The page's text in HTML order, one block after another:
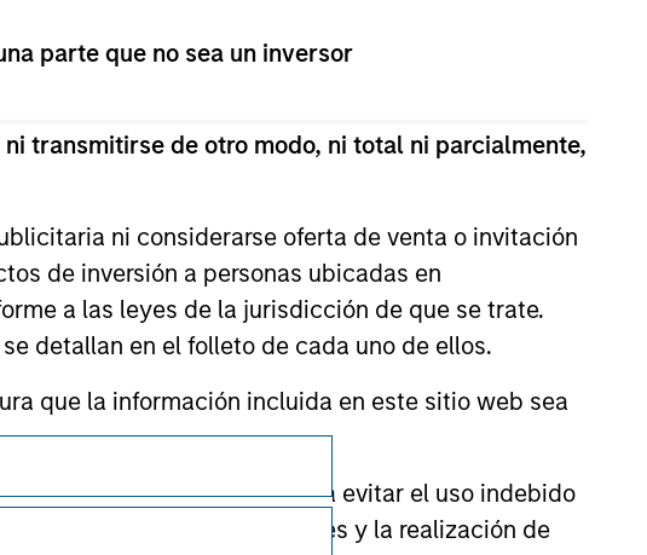
parte que no sea un inversor
transmitirse de otro modo, ni total ni parcialmente,
ni considerarse oferta de venta o invitación
de inversión a personas ubicadas en
a las leyes de la jurisdicción de que se trate.
detallan en el folleto de cada uno de ellos.
que la información incluida en este sitio web sea
del sector financiero para evitar el uso indebido
identificación de suscriptores y la realización de
Your Privacy Choices